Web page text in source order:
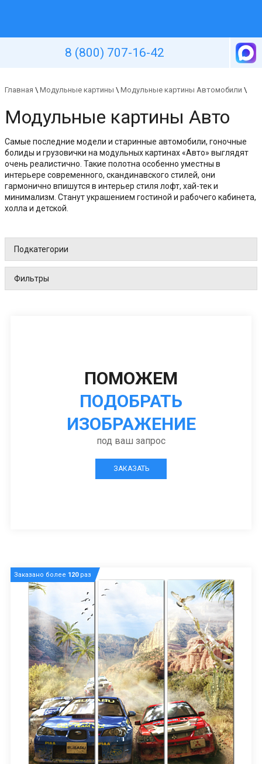
8 (800) 707-16-42
Главная \ Модульные картины \ Модульные картины Автомобили \
Модульные картины Авто
Самые последние модели и старинные автомобили, гоночные
болиды и грузовички на модульных картинах «Авто» выглядят
очень реалистично. Такие полотна особенно уместны в
интерьере современного, скандинавского стилей, они
гармонично впишутся в интерьер стиля лофт, хай-тек и
минимализм. Станут украшением гостиной и рабочего кабинета,
холла и детской.
Подкатегории
Фильтры
ПОМОЖЕМ
ПОДОБРАТЬ
ИЗОБРАЖЕНИЕ
под ваш запрос
ЗАКАЗАТЬ
Заказано более 120раз